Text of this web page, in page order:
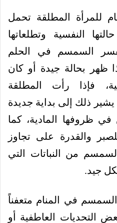
للمرأة المطلقة تحمل
النفسية وتطلعاتها
يُفسر السمسم في الحلم
ظهر بحالة جيدة أو كان
فإذا رأت المطلقة
ذلك إلى بداية جديدة
ظروفها المادية، كما
والقدرة على تجاوز
من النباتات التي
جيد.
في المنام متعفناً
التحديات العاطفية أو